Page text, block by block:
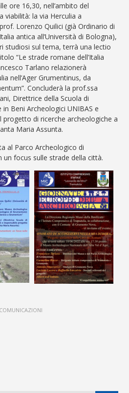
ore 16,30, nell’ambito del
viabilità: la via Herculia a
Lorenzo Quilici (già Ordinario di
antica all’Università di Bologna),
studiosi sul tema, terrà una lectio
“Le strade romane dell’Italia
Tarlano relazionerà
nell’Ager Grumentinus, da
Concluderà la prof.ssa
Direttrice della Scuola di
in Beni Archeologici UNIBAS e
progetto di ricerche archeologiche a
Maria Assunta.
al Parco Archeologico di
un focus sulle strade della città.
COMUNICAZIONI